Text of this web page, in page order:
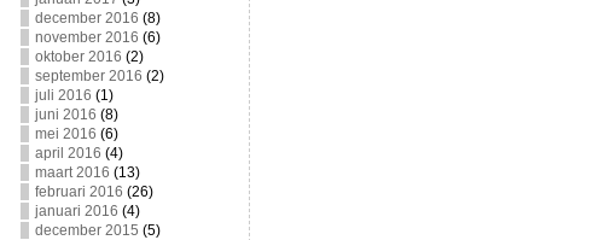
december 2016 (8)
november 2016 (6)
oktober 2016 (2)
september 2016 (2)
juli 2016 (1)
juni 2016 (8)
mei 2016 (6)
april 2016 (4)
maart 2016 (13)
februari 2016 (26)
januari 2016 (4)
december 2015 (5)